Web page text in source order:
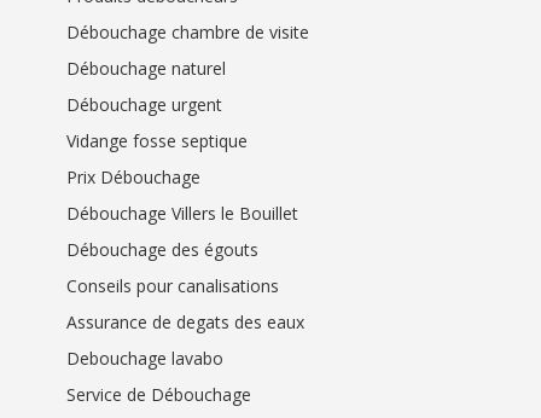
Débouchage chambre de visite
Débouchage naturel
Débouchage urgent
Vidange fosse septique
Prix Débouchage
Débouchage Villers le Bouillet
Débouchage des égouts
Conseils pour canalisations
Assurance de degats des eaux
Debouchage lavabo
Service de Débouchage